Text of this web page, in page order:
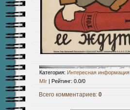
Категория: Интересная информация
MIr | Рейтинг: 0.0/0
Всего комментариев: 0